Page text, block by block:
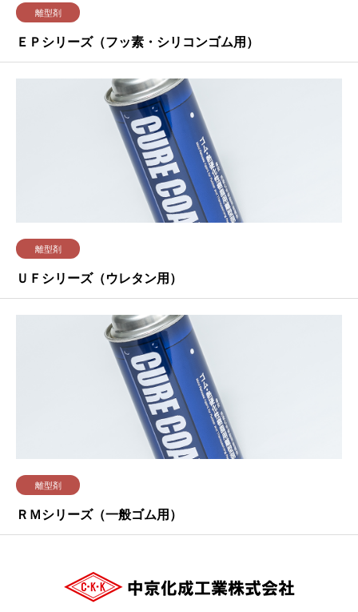
離型剤
ＥＰシリーズ（フッ素・シリコンゴム用）
離型剤
ＵＦシリーズ（ウレタン用）
離型剤
ＲＭシリーズ（一般ゴム用）